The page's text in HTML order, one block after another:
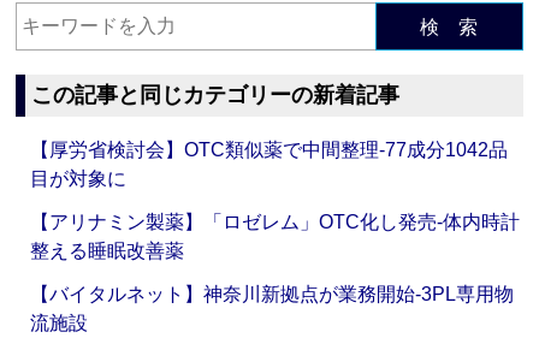
検 索
この記事と同じカテゴリーの新着記事
【厚労省検討会】OTC類似薬で中間整理‐77成分1042品
目が対象に
【アリナミン製薬】「ロゼレム」OTC化し発売‐体内時計
整える睡眠改善薬
【バイタルネット】神奈川新拠点が業務開始‐3PL専用物
流施設